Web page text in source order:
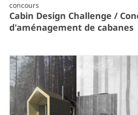
concours
Cabin Design Challenge /
d'aménagement de cabanes